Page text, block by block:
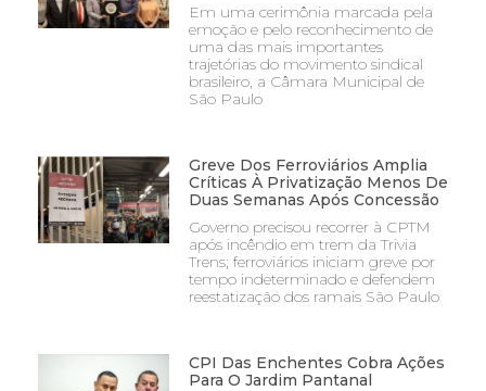
Em uma cerimônia marcada pela
emoção e pelo reconhecimento de
uma das mais importantes
trajetórias do movimento sindical
brasileiro, a Câmara Municipal de
São Paulo
Greve Dos Ferroviários Amplia
Críticas À Privatização Menos De
Duas Semanas Após Concessão
Governo precisou recorrer à CPTM
após incêndio em trem da Trivia
Trens; ferroviários iniciam greve por
tempo indeterminado e defendem
reestatização dos ramais São Paulo
CPI Das Enchentes Cobra Ações
Para O Jardim Pantanal